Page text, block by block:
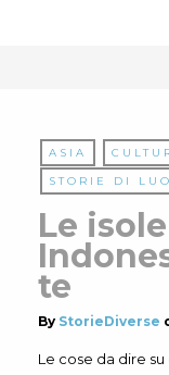
ASIA
STORIE DI
Le
te
By StorieDiverse
Le cose da dire